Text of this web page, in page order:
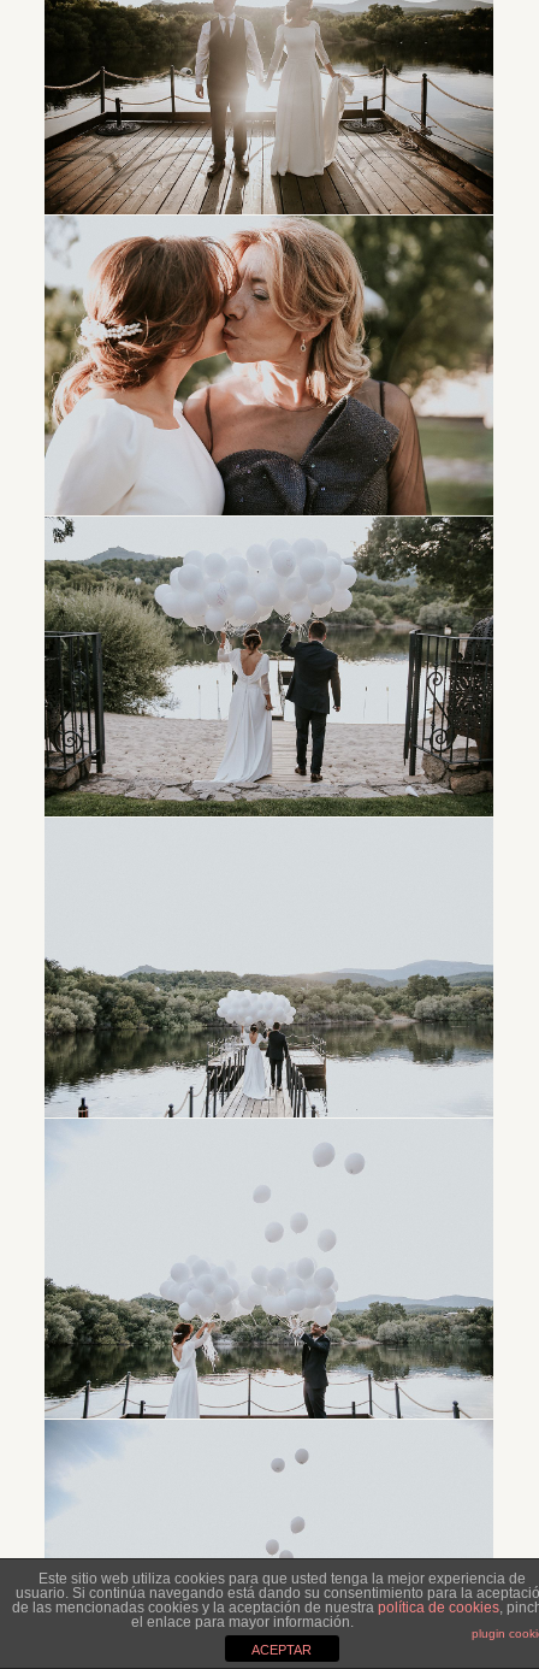
Este sitio web utiliza cookies para que usted tenga la mejor experiencia de
usuario. Si continúa navegando está dando su consentimiento para la
de las mencionadas cookies y la aceptación de nuestra política de cookies,
el enlace para mayor información.
plugin
ACEPTAR